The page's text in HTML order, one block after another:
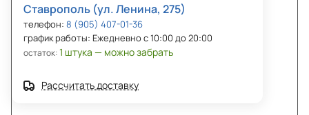
Ставрополь (ул. Ленина, 275)
телефон: 8 (905) 407-01-36
график работы: Ежедневно с 10:00 до 20:00
остаток:1 штука — можно забрать
Рассчитать доставку